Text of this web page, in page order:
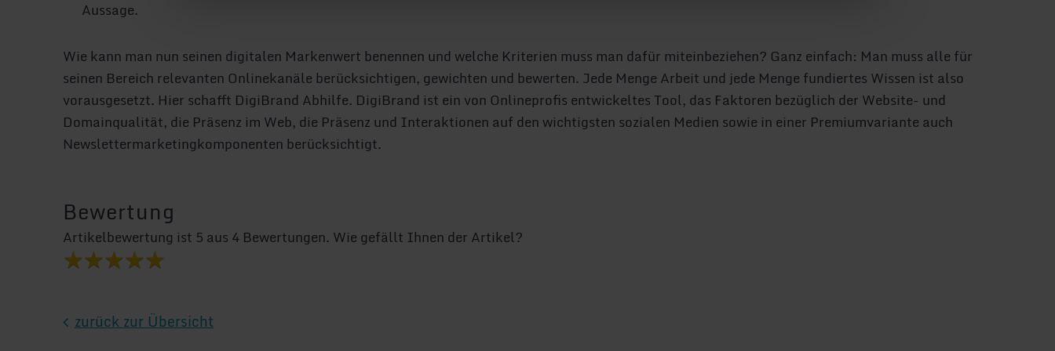
Aussage.
Wie kann man nun seinen digitalen Markenwert benennen und welche Kriterien muss man dafür miteinbeziehen? Ganz einfach: Man muss alle für
seinen Bereich relevanten Onlinekanäle berücksichtigen, gewichten und bewerten. Jede Menge Arbeit und jede Menge fundiertes Wissen ist also
vorausgesetzt. Hier schafft DigiBrand Abhilfe. DigiBrand ist ein von Onlineprofis entwickeltes Tool, das Faktoren bezüglich der Website- und
Domainqualität, die Präsenz im Web, die Präsenz und Interaktionen auf den wichtigsten sozialen Medien sowie in einer Premiumvariante auch
Newslettermarketingkomponenten berücksichtigt.
Bewertung
Artikelbewertung ist 5 aus 4 Bewertungen. Wie gefällt Ihnen der Artikel?
zurück zur Übersicht